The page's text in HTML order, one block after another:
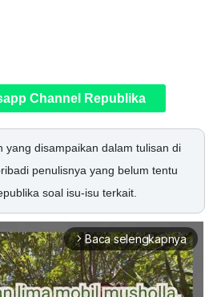
Channel Republika
yang disampaikan dalam tulisan di
penulisnya yang belum tentu
soal isu-isu terkait.
arrow_forward_ios Baca selengkapnya